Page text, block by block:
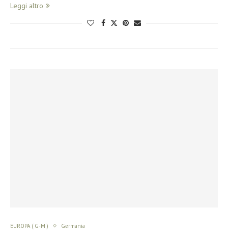
Leggi altro
EUROPA ( G-M ) Germania